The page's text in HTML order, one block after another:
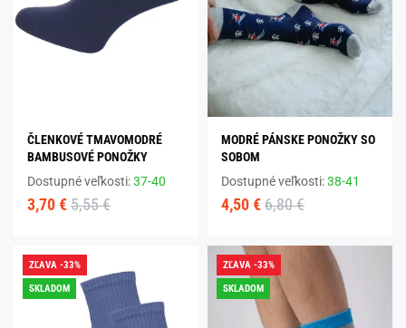
ČLENKOVÉ TMAVOMODRÉ
BAMBUSOVÉ PONOŽKY
Dostupné veľkosti:37-40
3,70 € 5,55 €
MODRÉ PÁNSKE PONOŽKY SO
SOBOM
Dostupné veľkosti:38-41
4,50 € 6,80 €
ZĽAVA -33%
SKLADOM
ZĽAVA -33%
SKLADOM